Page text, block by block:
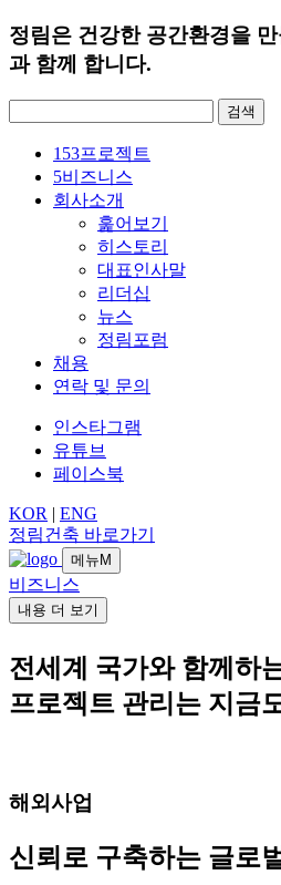
정림은 건강한 공간환경을
과 함께 합니다.
153프로젝트
5비즈니스
회사소개
훑어보기
히스토리
대표인사말
리더십
뉴스
정림포럼
채용
연락 및 문의
인스타그램
유튜브
페이스북
KOR | ENG
정림건축 바로가기
메뉴 M
비즈니스
내용 더 보기
전세계 국가와 함께하
프로젝트 관리는 지금
해외사업
신뢰로 구축하는 글로